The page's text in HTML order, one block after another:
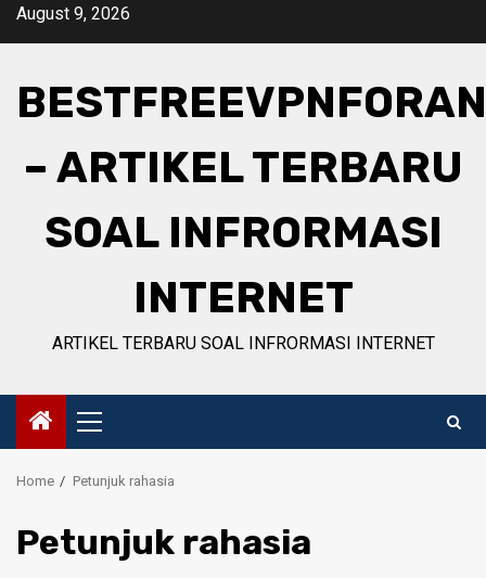
SkipAugust 9, 2026
– ARTIKEL TERBARU
SOAL INFRORMASI
INTERNET
ARTIKEL TERBARU SOAL INFRORMASI INTERNET
Primary
Menu
Home Petunjuk rahasia
Petunjuk rahasia